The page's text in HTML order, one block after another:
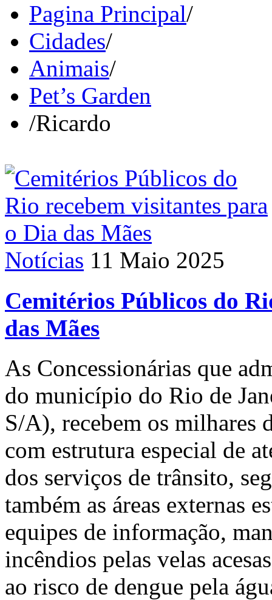
Pagina Principal/
Cidades/
Animais/
Pet’s Garden
/Ricardo
Notícias 11 Maio 2025
Cemitérios Públicos do
das Mães
As Concessionárias que
do município do Rio de
S/A), recebem os milhares
com estrutura especial de
dos serviços de trânsito,
também as áreas externas
equipes de informação,
incêndios pelas velas
ao risco de dengue pela